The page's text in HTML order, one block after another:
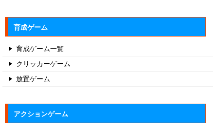
育成ゲーム
育成ゲーム一覧
クリッカーゲーム
放置ゲーム
アクションゲーム